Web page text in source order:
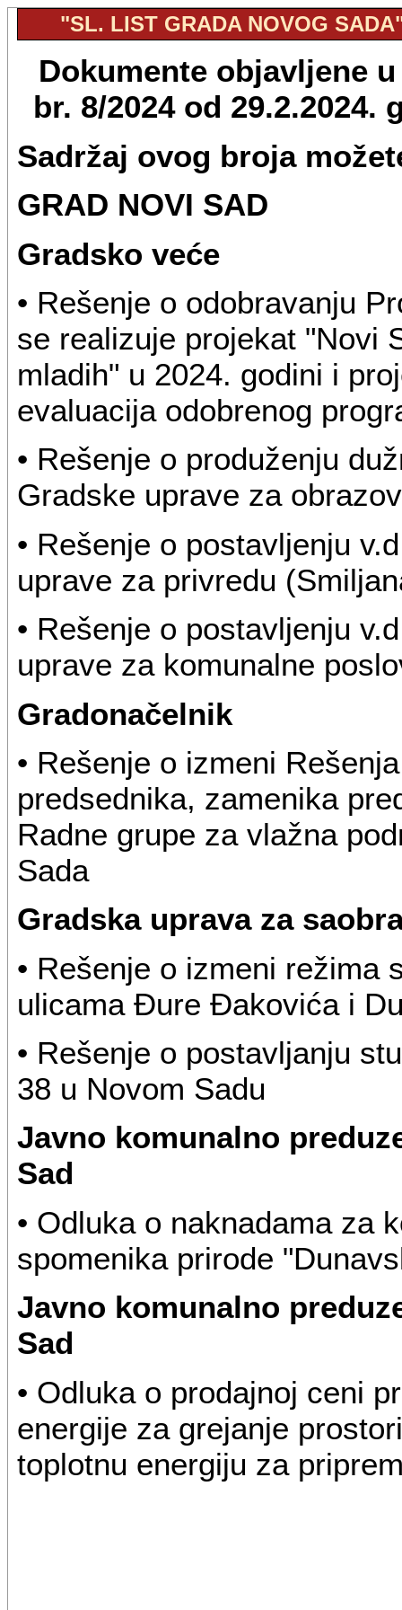
"SL. LIST GRADA NOVOG
Dokumente objavljene
br. 8/2024 od
Sadržaj ovog broja
GRAD NOVI SAD
Gradsko veće
• Rešenje o odobravanju
se realizuje projekat "Novi
mladih" u 2024. godini i
evaluacija odobrenog
• Rešenje o produženju
Gradske uprave za
• Rešenje o postavljenju
uprave za privredu
• Rešenje o postavljenju
uprave za komunalne
Gradonačelnik
• Rešenje o izmeni
predsednika, zamenika
Radne grupe za vlažna
Sada
Gradska uprava za
• Rešenje o izmeni režima
ulicama Đure Đakovića i
• Rešenje o postavljanju
38 u Novom Sadu
Javno komunalno
Sad
• Odluka o naknadama za
spomenika prirode
Javno komunalno
Sad
• Odluka o prodajnoj ceni
energije za grejanje
toplotnu energiju za